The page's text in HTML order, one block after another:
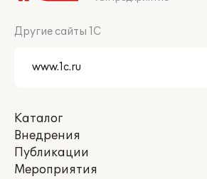
Другие сайты 1С
Каталог
Внедрения
Публикации
Мероприятия